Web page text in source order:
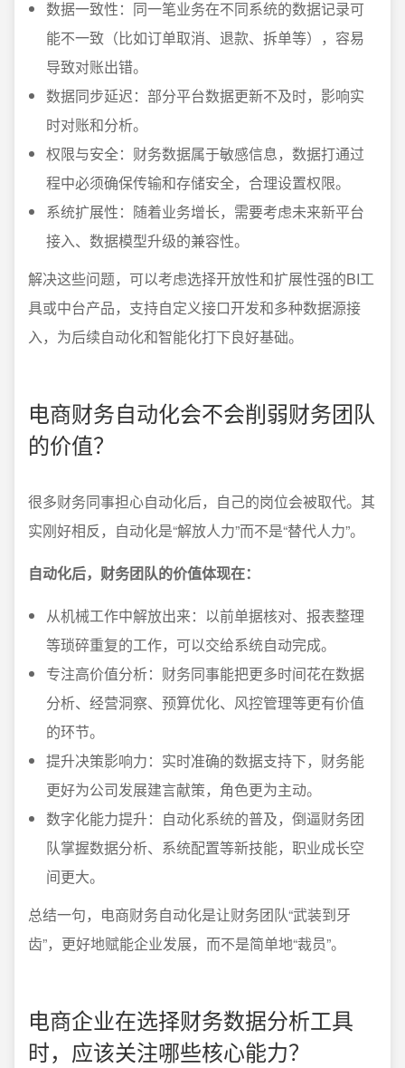
数据一致性：同一笔业务在不同系统的数据记录可
能不一致（比如订单取消、退款、拆单等），容易
导致对账出错。
数据同步延迟：部分平台数据更新不及时，影响实
时对账和分析。
权限与安全：财务数据属于敏感信息，数据打通过
程中必须确保传输和存储安全，合理设置权限。
系统扩展性：随着业务增长，需要考虑未来新平台
接入、数据模型升级的兼容性。
解决这些问题，可以考虑选择开放性和扩展性强的BI工
具或中台产品，支持自定义接口开发和多种数据源接
入，为后续自动化和智能化打下良好基础。
电商财务自动化会不会削弱财务团队
的价值？
很多财务同事担心自动化后，自己的岗位会被取代。其
实刚好相反，自动化是“解放人力”而不是“替代人力”。
自动化后，财务团队的价值体现在：
从机械工作中解放出来：以前单据核对、报表整理
等琐碎重复的工作，可以交给系统自动完成。
专注高价值分析：财务同事能把更多时间花在数据
分析、经营洞察、预算优化、风控管理等更有价值
的环节。
提升决策影响力：实时准确的数据支持下，财务能
更好为公司发展建言献策，角色更为主动。
数字化能力提升：自动化系统的普及，倒逼财务团
队掌握数据分析、系统配置等新技能，职业成长空
间更大。
总结一句，电商财务自动化是让财务团队“武装到牙
齿”，更好地赋能企业发展，而不是简单地“裁员”。
电商企业在选择财务数据分析工具
时，应该关注哪些核心能力？